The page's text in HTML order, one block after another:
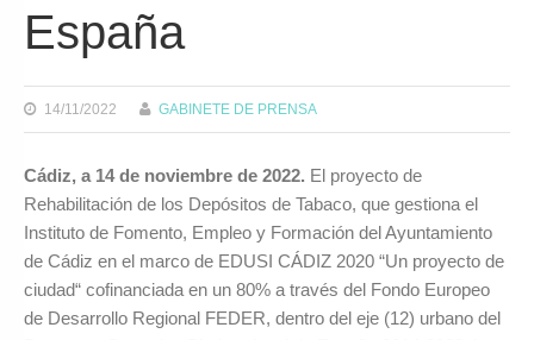
España
14/11/2022 GABINETE DE PRENSA
Cádiz, a 14 de noviembre de 2022. El proyecto de
Rehabilitación de los Depósitos de Tabaco, que gestiona el
Instituto de Fomento, Empleo y Formación del Ayuntamiento
de Cádiz en el marco de EDUSI CÁDIZ 2020 “Un proyecto de
ciudad“ cofinanciada en un 80% a través del Fondo Europeo
de Desarrollo Regional FEDER, dentro del eje (12) urbano del